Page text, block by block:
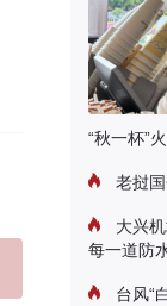
“秋一杯”
老挝
大兴
每一道防
台风“